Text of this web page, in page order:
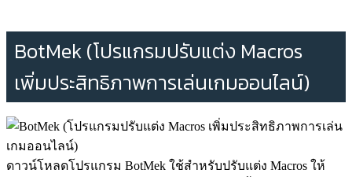
BotMek (โปรแกรมปรับแต่ง Macros
เพิ่มประสิทธิภาพการเล่นเกมออนไลน์)
ดาวน์โหลดโปรแกรม BotMek ใช้สำหรับปรับแต่ง Macros ให้